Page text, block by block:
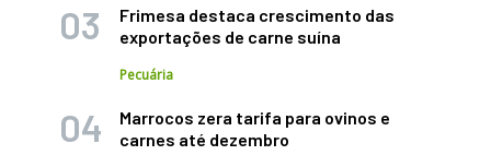
Frimesa destaca crescimento das
exportações de carne suína
Pecuária
Marrocos zera tarifa para ovinos e
carnes até dezembro